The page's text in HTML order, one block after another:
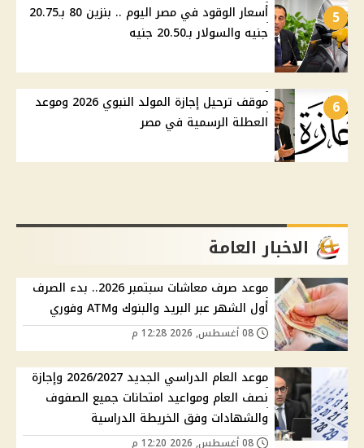
5
أسعار الوقود في مصر اليوم .. بنزين 80 بـ20.75
جنيه والسولار بـ20.50 جنيه
6
موقف ترحيل إجازة المولد النبوي 2026 وموعد
العطلة الرسمية في مصر
الاخبار العامة
موعد صرف معاشات سبتمبر 2026.. بدء الصرف
أول الشهر عبر البريد والبنوك وATM وفوري
موعد العام الدراسي الجديد 2026/2027 وإجازة
نصف العام ومواعيد امتحانات جميع الصفوف
والشهادات وفق الخريطة الدراسية